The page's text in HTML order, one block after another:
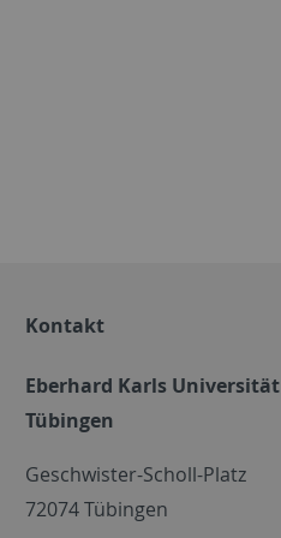
Kontakt
Eberhard Karls Universität
Tübingen
Geschwister-Scholl-Platz
72074 Tübingen